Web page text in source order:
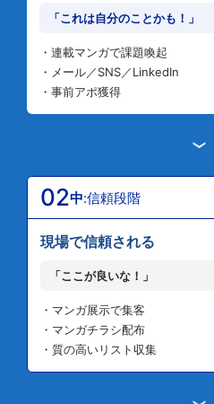
「これは自分のことかも！」
・連載マンガで課題喚起
・メール／SNS／LinkedIn
・事前アポ獲得
›
02中:信頼段階
現場で信頼される
「ここが良いな！」
・マンガ展示で集客
・マンガチラシ配布
・質の高いリスト収集